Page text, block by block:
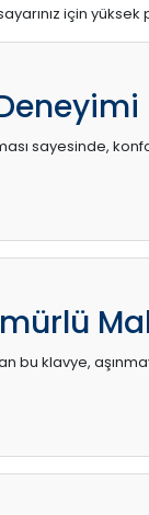
için
sayesinde,
klavye,